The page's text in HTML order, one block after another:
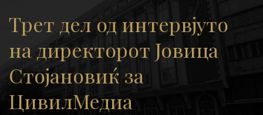
Трет дел од интервјуто
на директорот Јовица
Стојановиќ за
ЦивилМедиа